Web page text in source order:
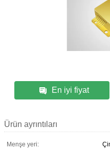
En iyi fiyat
Ürün ayrıntıları
Menşe yeri: